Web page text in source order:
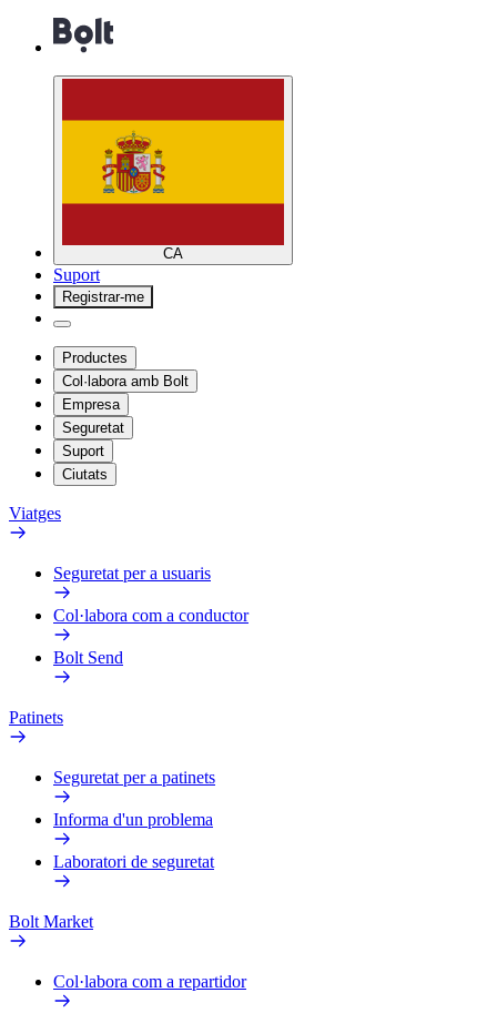
CA
Suport
Registrar-me
Productes
Col·labora amb Bolt
Empresa
Seguretat
Suport
Ciutats
Viatges
Seguretat per a usuaris
Col·labora com a conductor
Bolt Send
Patinets
Seguretat per a patinets
Informa d'un problema
Laboratori de seguretat
Bolt Market
Col·labora com a repartidor